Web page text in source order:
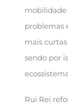
mobilidade
problemas
mais
sendo por
Rui Rei